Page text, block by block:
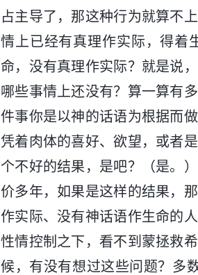
占主导了，那这种行为就算不
情上已经有真理作实际，得着
命，没有真理作实际？就是说
哪些事情上还没有？算一算有
件事你是以神的话语为根据而
凭着肉体的喜好、欲望，或者
个不好的结果，是吧？（是。
价多年，如果是这样的结果，
作实际、没有神话语作生命的
性情控制之下，看不到蒙拯救
候，有没有想过这些问题？多